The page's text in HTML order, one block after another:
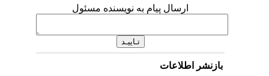
ارسال پیام به نویسنده مسئول
بازنشر اطلاعات